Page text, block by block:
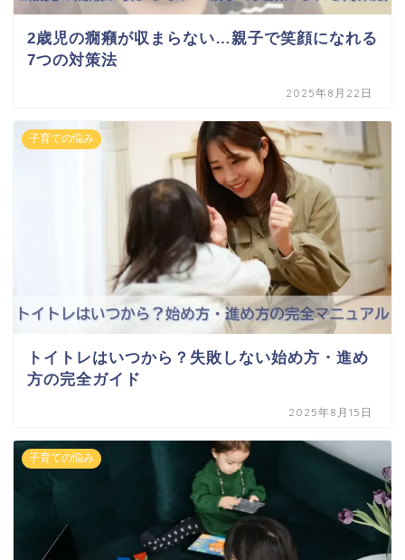
2歳児の癇癪が収まらない…親子で笑顔になれる
7つの対策法
2025年8月22日
子育ての悩み
トイトレはいつから？失敗しない始め方・進め
方の完全ガイド
2025年8月15日
子育ての悩み